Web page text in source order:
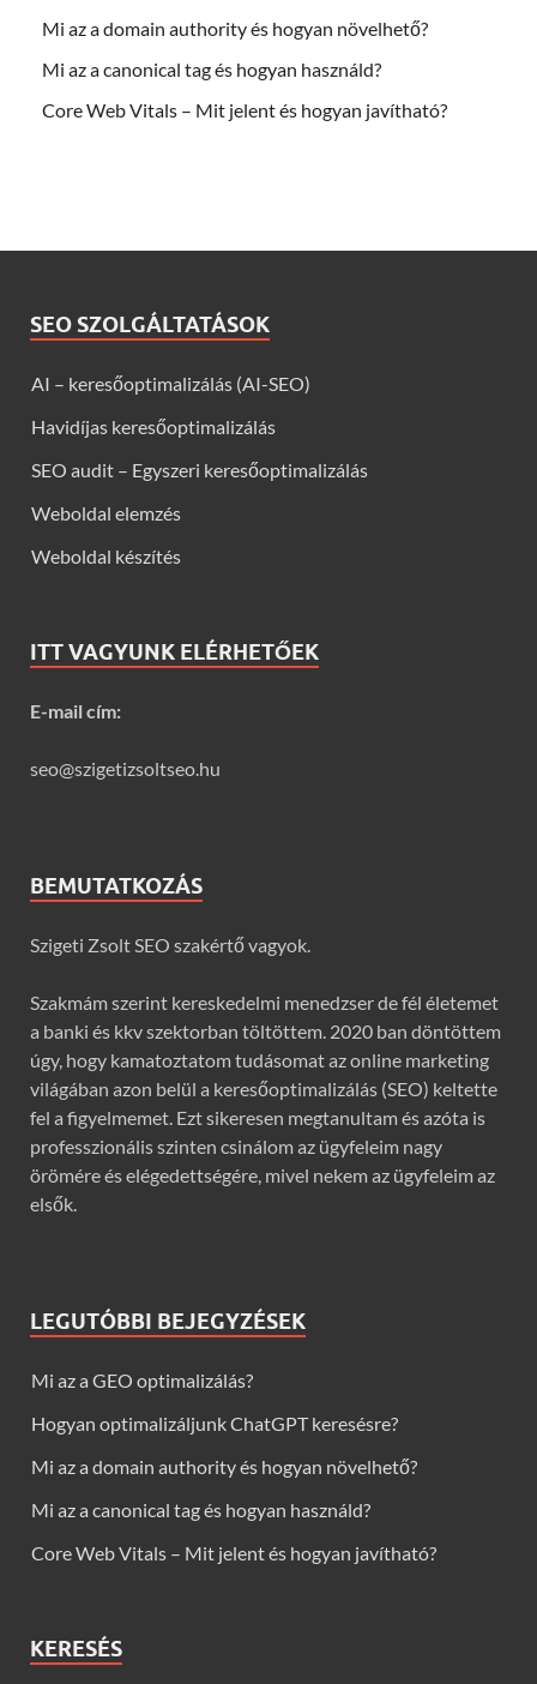
Mi az a domain authority és hogyan növelhető?
Mi az a canonical tag és hogyan használd?
Core Web Vitals – Mit jelent és hogyan javítható?
SEO SZOLGÁLTATÁSOK
AI – keresőoptimalizálás (AI-SEO)
Havidíjas keresőoptimalizálás
SEO audit – Egyszeri keresőoptimalizálás
Weboldal elemzés
Weboldal készítés
ITT VAGYUNK ELÉRHETŐEK
E-mail cím:
seo@szigetizsoltseo.hu
BEMUTATKOZÁS
Szigeti Zsolt SEO szakértő vagyok.
Szakmám szerint kereskedelmi menedzser de fél életemet
a banki és kkv szektorban töltöttem. 2020 ban döntöttem
úgy, hogy kamatoztatom tudásomat az online marketing
világában azon belül a keresőoptimalizálás (SEO) keltette
fel a figyelmemet. Ezt sikeresen megtanultam és azóta is
professzionális szinten csinálom az ügyfeleim nagy
örömére és elégedettségére, mivel nekem az ügyfeleim az
elsők.
LEGUTÓBBI BEJEGYZÉSEK
Mi az a GEO optimalizálás?
Hogyan optimalizáljunk ChatGPT keresésre?
Mi az a domain authority és hogyan növelhető?
Mi az a canonical tag és hogyan használd?
Core Web Vitals – Mit jelent és hogyan javítható?
KERESÉS